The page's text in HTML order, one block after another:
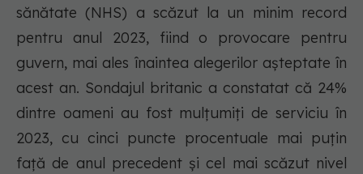
sănătate (NHS) a scăzut la un minim record
pentru anul 2023, fiind o provocare pentru
guvern, mai ales înaintea alegerilor așteptate în
acest an. Sondajul britanic a constatat că 24%
dintre oameni au fost mulțumiți de serviciu în
2023, cu cinci puncte procentuale mai puțin
față de anul precedent și cel mai scăzut nivel